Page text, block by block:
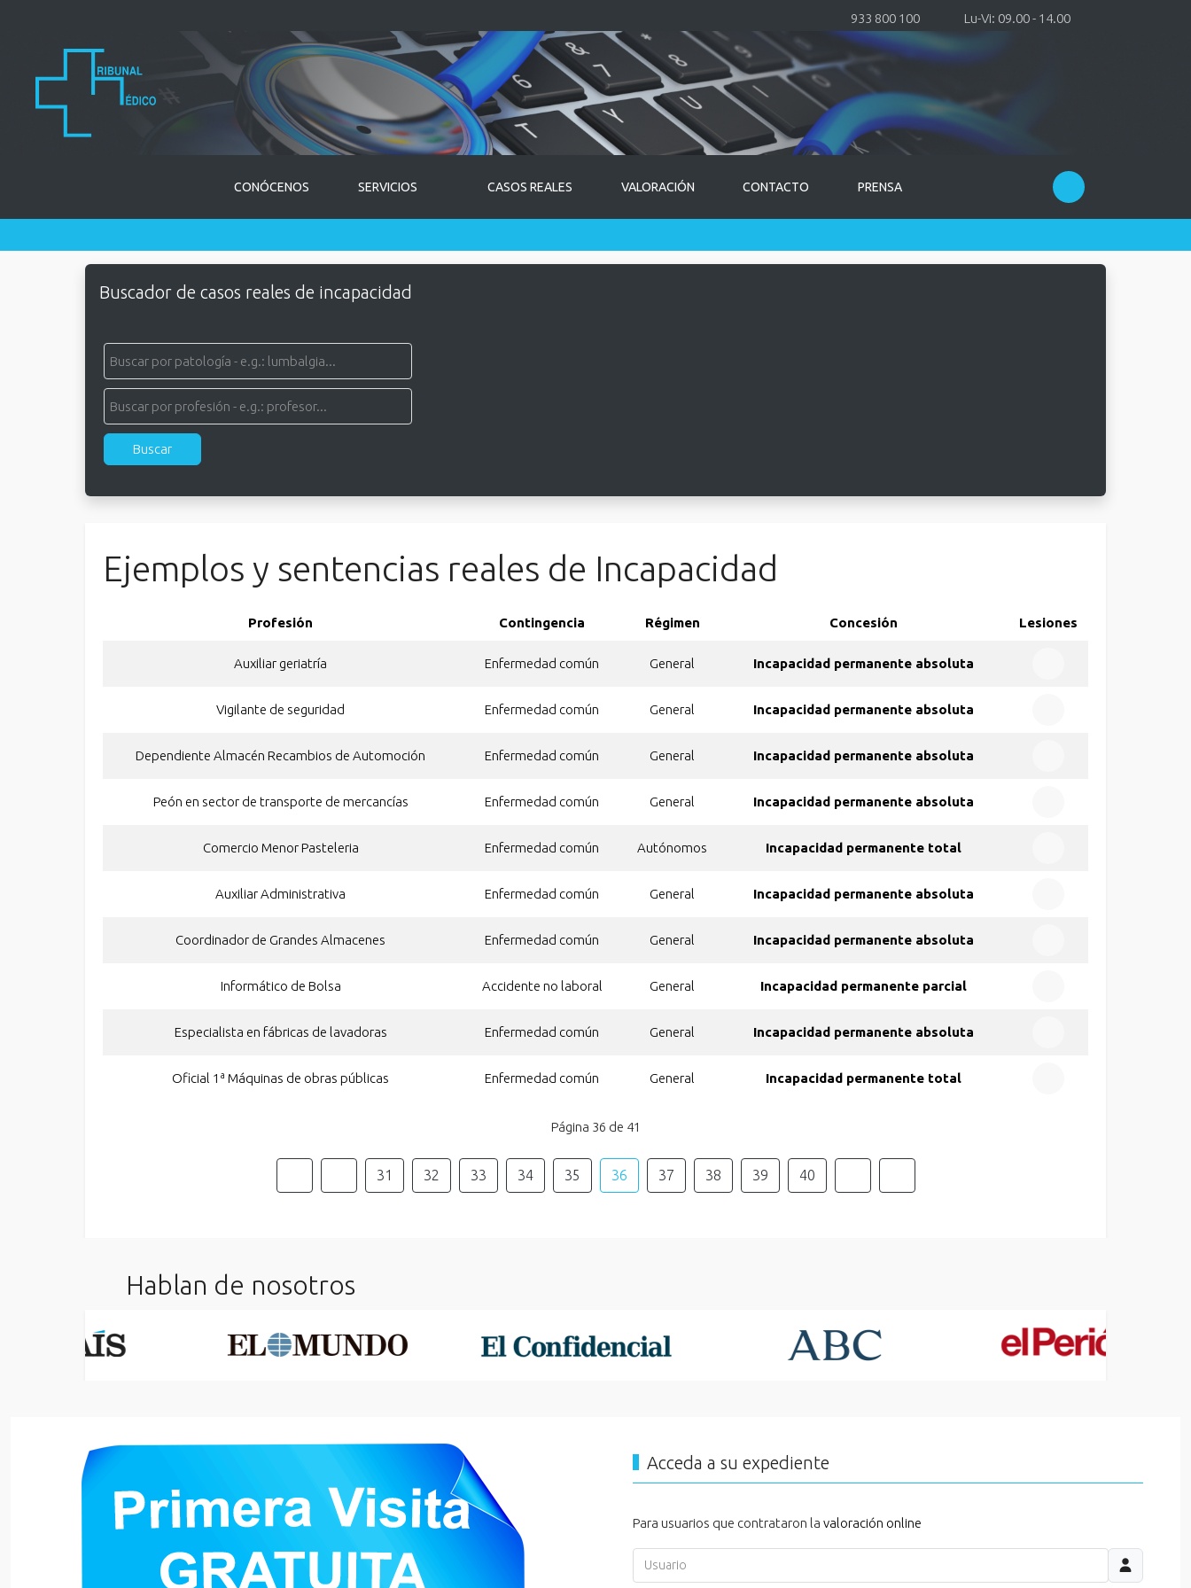
933 800 100 Lu-Vi: 09.00 - 14.00
CONÓCENOS SERVICIOS CASOS REALES VALORACIÓN CONTACTO PRENSA
Buscador de casos reales de incapacidad
Ejemplos y sentencias reales de Incapacidad
Profesión Contingencia Régimen Concesión Lesiones
Auxiliar geriatría Enfermedad común General Incapacidad permanente absoluta
Vigilante de seguridad Enfermedad común General Incapacidad permanente absoluta
Dependiente Almacén Recambios de Automoción Enfermedad común General Incapacidad permanente absoluta
Peón en sector de transporte de mercancías Enfermedad común General Incapacidad permanente absoluta
Comercio Menor Pasteleria Enfermedad común Autónomos Incapacidad permanente total
Auxiliar Administrativa Enfermedad común General Incapacidad permanente absoluta
Coordinador de Grandes Almacenes Enfermedad común General Incapacidad permanente absoluta
Informático de Bolsa Accidente no laboral General Incapacidad permanente parcial
Especialista en fábricas de lavadoras Enfermedad común General Incapacidad permanente absoluta
Oficial 1ª Máquinas de obras públicas Enfermedad común General Incapacidad permanente total
Página 36 de 41
31 32 33 34 35 36 37 38 39 40
Hablan de nosotros
Acceda a su expediente
Para usuarios que contrataron la valoración online
Usuario